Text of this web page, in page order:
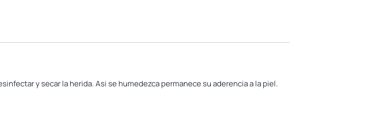
y secar la herida. Asi se humedezca permanece su aderencia a la piel.